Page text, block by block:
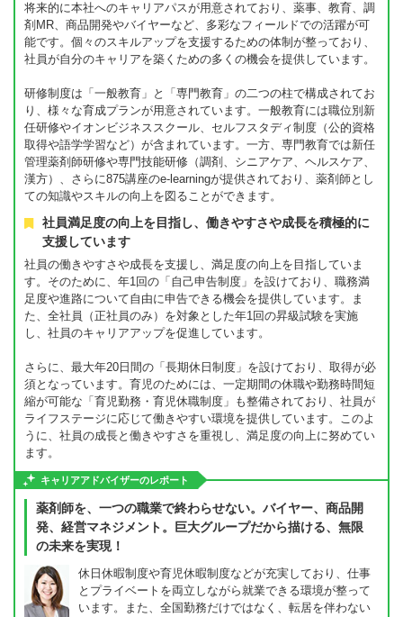
将来的に本社へのキャリアパスが用意されており、薬事、教育、調
剤MR、商品開発やバイヤーなど、多彩なフィールドでの活躍が可
能です。個々のスキルアップを支援するための体制が整っており、
社員が自分のキャリアを築くための多くの機会を提供しています。
研修制度は「一般教育」と「専門教育」の二つの柱で構成されてお
り、様々な育成プランが用意されています。一般教育には職位別新
任研修やイオンビジネススクール、セルフスタディ制度（公的資格
取得や語学学習など）が含まれています。一方、専門教育では新任
管理薬剤師研修や専門技能研修（調剤、シニアケア、ヘルスケア、
漢方）、さらに875講座のe-learningが提供されており、薬剤師とし
ての知識やスキルの向上を図ることができます。
社員満足度の向上を目指し、働きやすさや成長を積極的に
支援しています
社員の働きやすさや成長を支援し、満足度の向上を目指していま
す。そのために、年1回の「自己申告制度」を設けており、職務満
足度や進路について自由に申告できる機会を提供しています。ま
た、全社員（正社員のみ）を対象とした年1回の昇級試験を実施
し、社員のキャリアアップを促進しています。
さらに、最大年20日間の「長期休日制度」を設けており、取得が必
須となっています。育児のためには、一定期間の休職や勤務時間短
縮が可能な「育児勤務・育児休職制度」も整備されており、社員が
ライフステージに応じて働きやすい環境を提供しています。このよ
うに、社員の成長と働きやすさを重視し、満足度の向上に努めてい
ます。
キャリアアドバイザーのレポート
薬剤師を、一つの職業で終わらせない。バイヤー、商品開
発、経営マネジメント。巨大グループだから描ける、無限
の未来を実現！
休日休暇制度や育児休暇制度などが充実しており、仕事
とプライベートを両立しながら就業できる環境が整って
います。また、全国勤務だけではなく、転居を伴わない